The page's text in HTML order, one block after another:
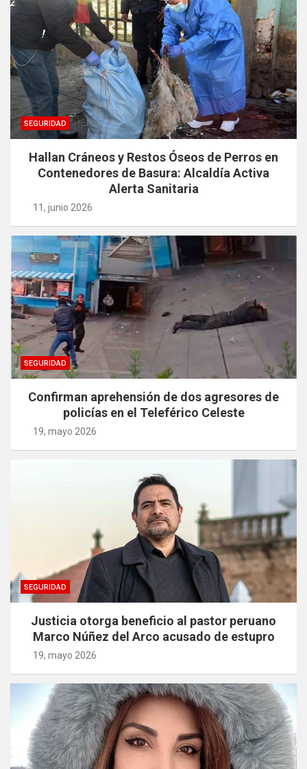
SEGURIDAD
Hallan Cráneos y Restos Óseos de Perros en
Contenedores de Basura: Alcaldía Activa
Alerta Sanitaria
11, junio 2026
SEGURIDAD
Confirman aprehensión de dos agresores de
policías en el Teleférico Celeste
19, mayo 2026
SEGURIDAD
Justicia otorga beneficio al pastor peruano
Marco Núñez del Arco acusado de estupro
19, mayo 2026